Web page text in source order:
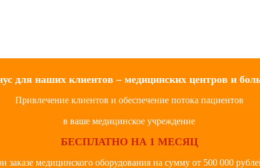
для наших клиентов – медицинских центров и
Привлечение клиентов и обеспечение потока пациентов
в ваше медицинское учреждение
БЕСПЛАТНО НА 1 МЕСЯЦ
заказе медицинского оборудования на сумму от 500 000